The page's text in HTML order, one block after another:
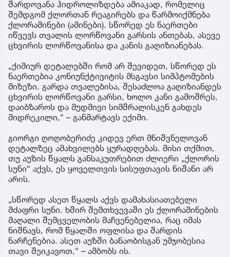
შარდოვანა ჰიდროლიზდება ამიაკად, რომელიც
შემდგომ ქლორთან რეაგირებს და წარმოიქმნება
ქლორამინები (ამინები). სწორედ ეს ნაერთები
იწვევს თვალის ლორწოვანი გარსის ანთებას, ასევე
ცხვირის ლორწოვანისა და კანის გაღიზიანებას.
„ქიმიურ დეტალებში რომ არ შევიდეთ, სწორედ ეს
ნაერთებია კონიუნქტივიტის მსგავსი სიმპტომების
მიზეზი. გარდა თვალებისა, შესაძლოა გაღიზიანდეს
ცხვირის ლორწოვანი გარსი, ხოლო კანი გამოშრეს,
დაიბზაროს და მუდმივი სიმშრალისკენ გახდეს
მიდრეკილი,“ – განმარტავს ექიმი.
გიორგი ღოღობერიძე კიდევ ერთ მნიშვნელოვან
დეტალზეც ამახვილებს ყურადღებას. მისი თქმით,
თუ აუზის წყალს განსაკუთრებით ძლიერი „ქლორის
სუნი“ აქვს, ეს ყოველთვის სისუფთავის ნიშანი არ
არის.
„სწორედ ასეთ წყალს აქვს დამახასიათებელი
მძაფრი სუნი. ხშირ შემთხვევაში ეს ქლორამინების
მაღალი შემცველობის მაჩვენებელია, რაც იმას
ნიშნავს, რომ წყალში ოფლისა და შარდის
ნარჩენებია. ასეთ აუზში ბანაობისგან უმჯობესია
თავი შეიკავოთ,“ – ამბობს ის.